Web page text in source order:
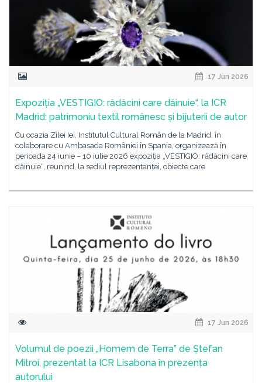
17 Jun 2026
Expoziția „VESTIGIO: rădăcini care dăinuie“, la ICR
Madrid: patrimoniu textil românesc și bijuterii de autor
Cu ocazia Zilei Iei, Institutul Cultural Român de la Madrid, în
colaborare cu Ambasada României în Spania, organizează în
perioada 24 iunie – 10 iulie 2026 expoziția „VESTIGIO: rădăcini care
dăinuie“, reunind, la sediul reprezentanței, obiecte care
17 Jun 2026
Volumul de poezii „Homem de Terra” de Ștefan
Mitroi, prezentat la ICR Lisabona în prezența
autorului